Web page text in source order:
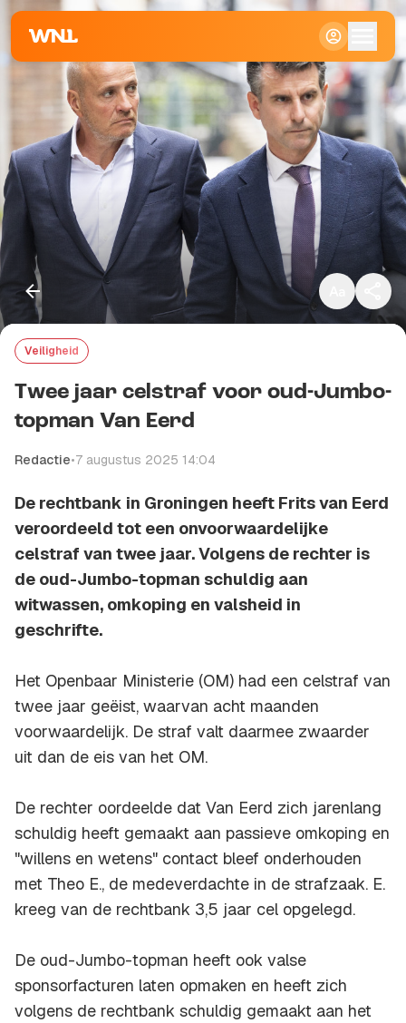
Klein
Standaard
Groot
Veiligheid
Twee jaar celstraf voor oud-Jumbo-
topman Van Eerd
Redactie•7 augustus 2025 14:04
De rechtbank in Groningen heeft Frits van Eerd
veroordeeld tot een onvoorwaardelijke
celstraf van twee jaar. Volgens de rechter is
de oud-Jumbo-topman schuldig aan
witwassen, omkoping en valsheid in
geschrifte.
Het Openbaar Ministerie (OM) had een celstraf van
twee jaar geëist, waarvan acht maanden
voorwaardelijk. De straf valt daarmee zwaarder
uit dan de eis van het OM.
De rechter oordeelde dat Van Eerd zich jarenlang
schuldig heeft gemaakt aan passieve omkoping en
"willens en wetens" contact bleef onderhouden
met Theo E., de medeverdachte in de strafzaak. E.
kreeg van de rechtbank 3,5 jaar cel opgelegd.
De oud-Jumbo-topman heeft ook valse
sponsorfacturen laten opmaken en heeft zich
volgens de rechtbank schuldig gemaakt aan het